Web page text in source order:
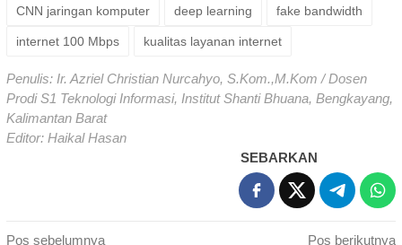
CNN jaringan komputer deep learning fake bandwidth
internet 100 Mbps kualitas layanan internet
Penulis: Ir. Azriel Christian Nurcahyo, S.Kom.,M.Kom / Dosen
Prodi S1 Teknologi Informasi, Institut Shanti Bhuana, Bengkayang,
Kalimantan Barat
Editor: Haikal Hasan
SEBARKAN
Pos sebelumnya Pos berikutnya